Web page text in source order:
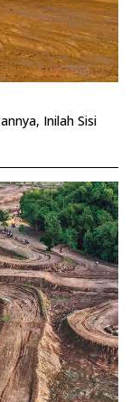
Inilah Sisi